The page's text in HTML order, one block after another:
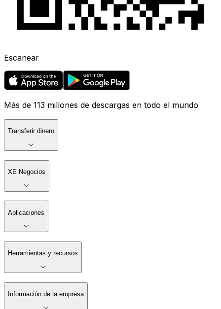
Escanear
Más de 113 millones de descargas en todo el mundo
Transferir dinero
XE Negocios
Aplicaciones
Herramientas y recursos
Información de la empresa